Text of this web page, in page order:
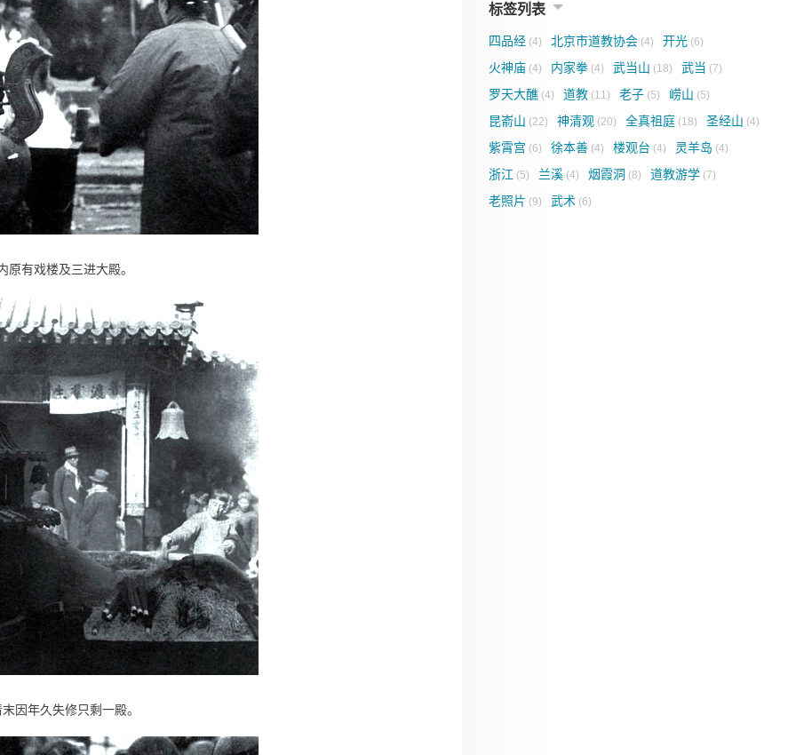
原有戏楼及三进大殿。
因年久失修只剩一殿。
标签列表
四品经(4) 北京市道教协会(4) 开光(6)
火神庙(4) 内家拳(4) 武当山 (18) 武当 (7)
罗天大醮(4) 道教(11) 老子(5) 崂山 (5)
昆嵛山 (22) 神清观(20) 全真祖庭(18) 圣经山 (4)
紫霄宫 (6) 徐本善(4) 楼观台 (4) 灵羊岛 (4)
浙江 (5) 兰溪(4) 烟霞洞 (8) 道教游学(7)
老照片 (9) 武术 (6)